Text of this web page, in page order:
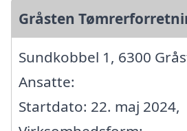
Gråsten
Sundkobbel 1, 6300
Ansatte:
Startdato: 22. maj 2024,